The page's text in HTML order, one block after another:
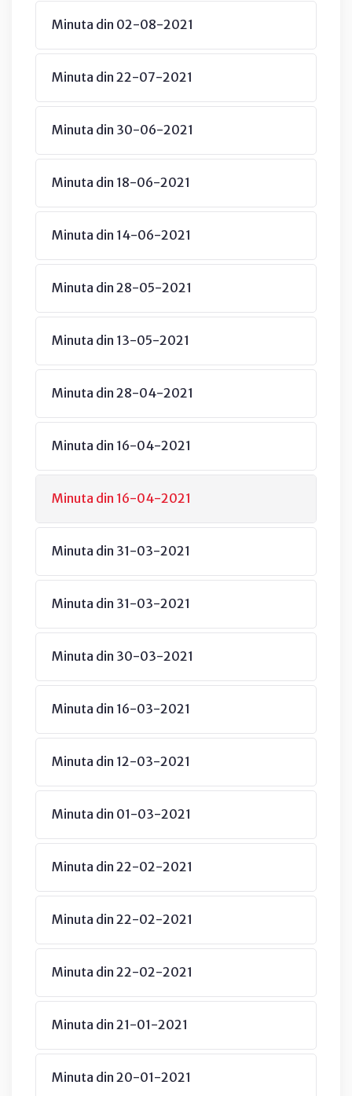
Minuta din 02-08-2021
Minuta din 22-07-2021
Minuta din 30-06-2021
Minuta din 18-06-2021
Minuta din 14-06-2021
Minuta din 28-05-2021
Minuta din 13-05-2021
Minuta din 28-04-2021
Minuta din 16-04-2021
Minuta din 16-04-2021
Minuta din 31-03-2021
Minuta din 31-03-2021
Minuta din 30-03-2021
Minuta din 16-03-2021
Minuta din 12-03-2021
Minuta din 01-03-2021
Minuta din 22-02-2021
Minuta din 22-02-2021
Minuta din 22-02-2021
Minuta din 21-01-2021
Minuta din 20-01-2021